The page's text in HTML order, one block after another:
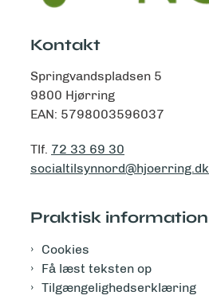
Kontakt
Springvandspladsen 5
9800 Hjørring
EAN: 5798003596037
Tlf. 72 33 69 30
socialtilsynnord@hjoerring.dk
Praktisk information
Cookies
Få læst teksten op
Tilgængelighedserklæring